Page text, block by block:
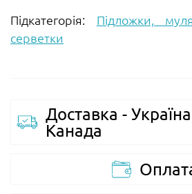
Підкатегорія: Підложки,
серветки
Доставка -
Канада